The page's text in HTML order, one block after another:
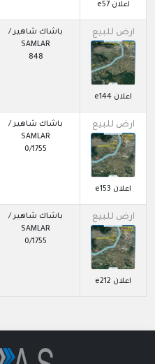
اعلان e57
ارض للبيع
اعلان e144
باشاك شاهير /
SAMLAR
848
ارض للبيع
اعلان e153
باشاك شاهير /
SAMLAR
0/1755
ارض للبيع
اعلان e212
باشاك شاهير /
SAMLAR
0/1755